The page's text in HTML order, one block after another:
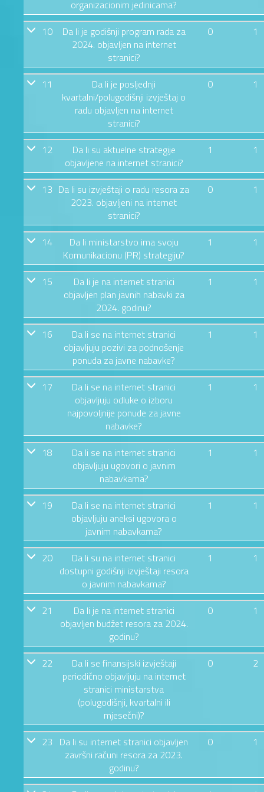
organizacionim jedinicama?
10
Da li je godišnji program rada za
2024. objavljen na internet
stranici?
0 1
11
Da li je posljednji
kvartalni/polugodišnji izvještaj o
radu objavljen na internet
stranici?
0 1
12
Da li su aktuelne strategije
objavljene na internet stranici?
1 1
13 Da li su izvještaji o radu resora za
2023. objavljeni na internet
stranici?
0 1
14
Da li ministarstvo ima svoju
Komunikacionu (PR) strategiju?
1 1
15
Da li je na internet stranici
objavljen plan javnih nabavki za
2024. godinu?
1 1
16
Da li se na internet stranici
objavljuju pozivi za podnošenje
ponuda za javne nabavke?
1 1
17
Da li se na internet stranici
objavljuju odluke o izboru
najpovoljnije ponude za javne
nabavke?
1 1
18
Da li se na internet stranici
objavljuju ugovori o javnim
nabavkama?
1 1
19
Da li se na internet stranici
objavljuju aneksi ugovora o
javnim nabavkama?
1 1
20
Da li su na internet stranici
dostupni godišnji izvještaji resora
o javnim nabavkama?
1 1
21
Da li je na internet stranici
objavljen budžet resora za 2024.
godinu?
0 1
22
Da li se finansijski izvještaji
periodično objavljuju na internet
stranici ministarstva
(polugodišnji, kvartalni ili
mjesečni)?
0 2
23 Da li su internet stranici objavljen
završni računi resora za 2023.
godinu?
0 1